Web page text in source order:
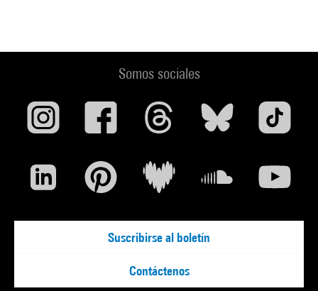
Somos sociales
Suscribirse al boletín
Contáctenos